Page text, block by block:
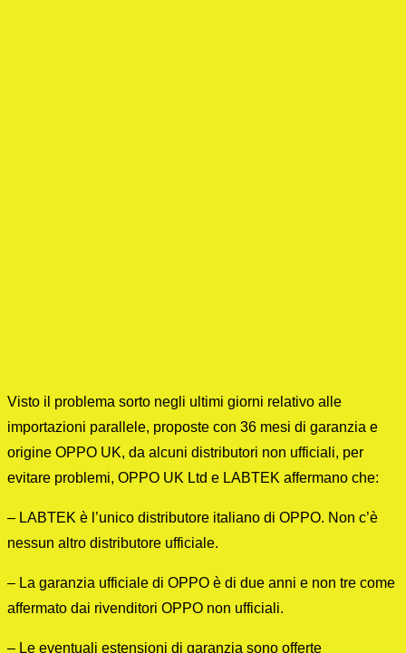
Visto il problema sorto negli ultimi giorni relativo alle
importazioni parallele, proposte con 36 mesi di garanzia e
origine OPPO UK, da alcuni distributori non ufficiali, per
evitare problemi, OPPO UK Ltd e LABTEK affermano che:
– LABTEK è l’unico distributore italiano di OPPO. Non c’è
nessun altro distributore ufficiale.
– La garanzia ufficiale di OPPO è di due anni e non tre come
affermato dai rivenditori OPPO non ufficiali.
– Le eventuali estensioni di garanzia sono offerte